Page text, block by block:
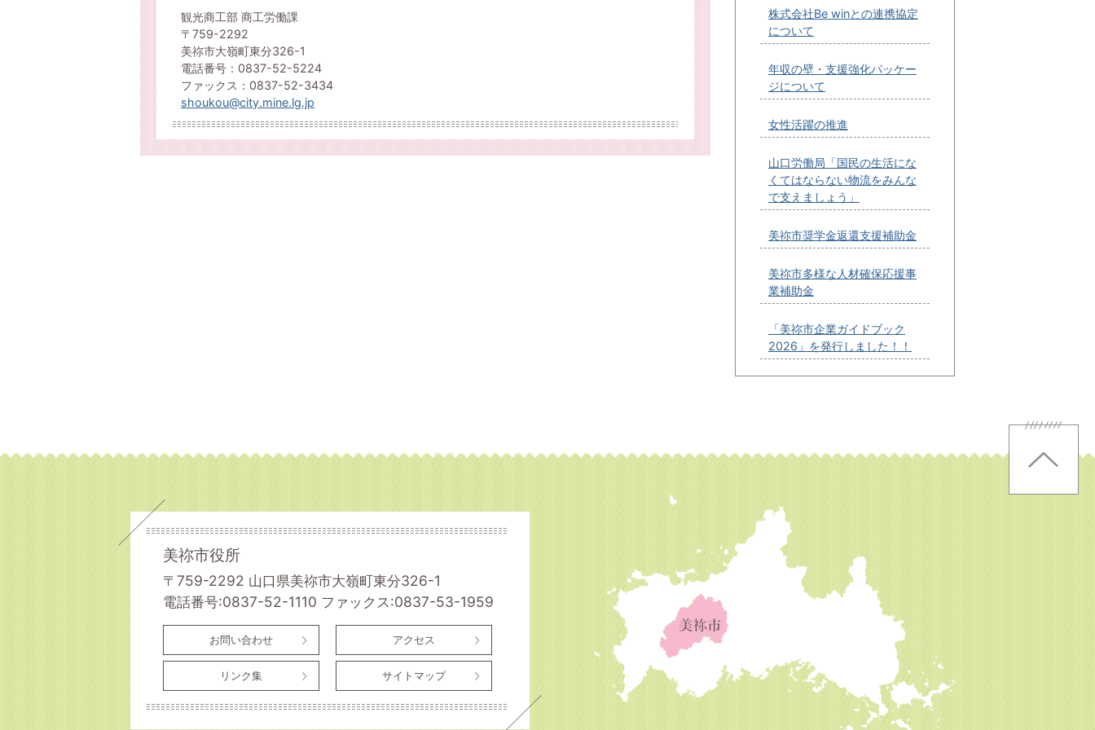
観光商工部 商工労働課
〒759-2292
美祢市大嶺町東分326-1
電話番号：0837-52-5224
ファックス：0837-52-3434
shoukou@city.mine.lg.jp
株式会社Be winとの連携協定
について
年収の壁・支援強化パッケー
ジについて
女性活躍の推進
山口労働局「国民の生活にな
くてはならない物流をみんな
で支えましょう」
美祢市奨学金返還支援補助金
美祢市多様な人材確保応援事
業補助金
「美祢市企業ガイドブック
2026」を発行しました！！
美祢市役所
〒759-2292 山口県美祢市大嶺町東分326-1
電話番号:0837-52-1110 ファックス:0837-53-1959
お問い合わせ アクセス
リンク集 サイトマップ